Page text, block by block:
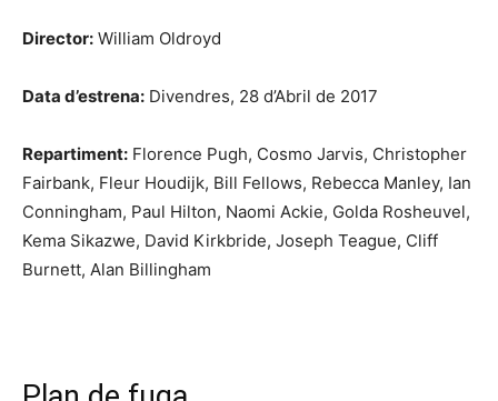
Director: William Oldroyd
Data d’estrena: Divendres, 28 d’Abril de 2017
Repartiment: Florence Pugh, Cosmo Jarvis, Christopher
Fairbank, Fleur Houdijk, Bill Fellows, Rebecca Manley, Ian
Conningham, Paul Hilton, Naomi Ackie, Golda Rosheuvel,
Kema Sikazwe, David Kirkbride, Joseph Teague, Cliff
Burnett, Alan Billingham